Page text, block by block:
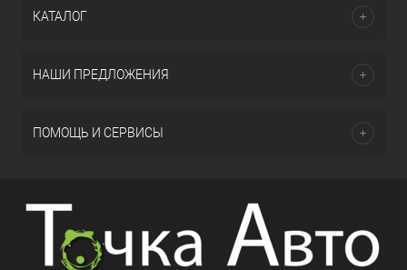
КАТАЛОГ
НАШИ ПРЕДЛОЖЕНИЯ
ПОМОЩЬ И СЕРВИСЫ